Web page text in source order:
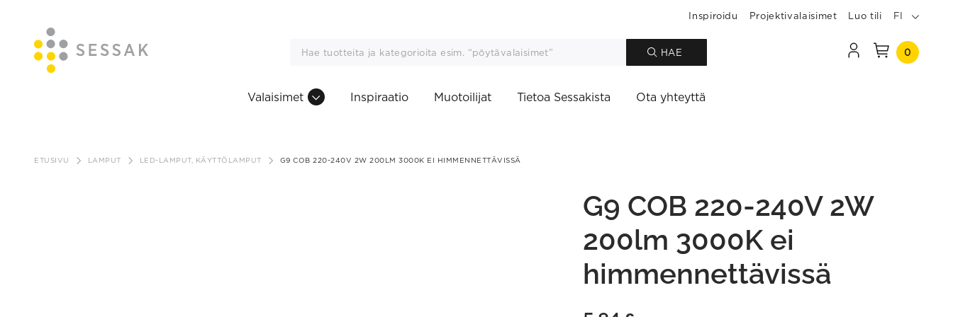
sisältöön
Inspiroidu Projektivalaisimet Luo tili FI
HAE 0
Valaisimet Inspiraatio Muotoilijat Tietoa Sessakista Ota yhteyttä
ETUSIVU LAMPUT LED-LAMPUT, KÄYTTÖLAMPUT G9 COB 220-240V 2W 200LM 3000K EI HIMMENNETTÄVISSÄ
G9 COB 220-240V 2W
200lm 3000K ei
himmennettävissä